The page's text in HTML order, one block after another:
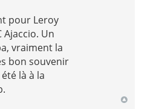
pour Leroy
Ajaccio. Un
vraiment la
bon souvenir
là à la